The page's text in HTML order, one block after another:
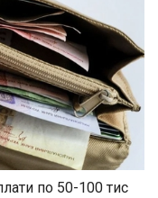
по 50-100 тис